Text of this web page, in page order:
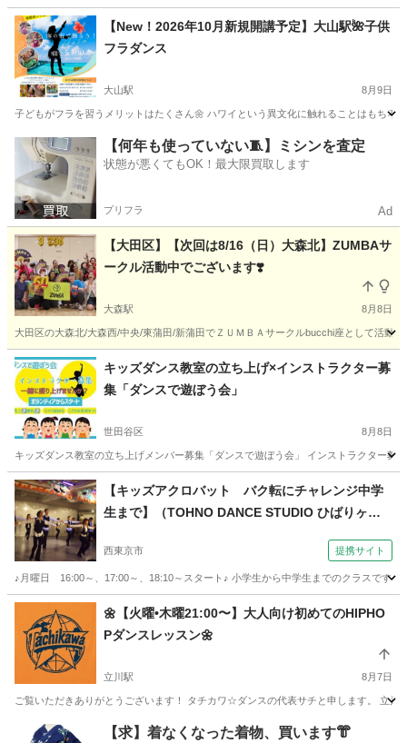
東京 新宿区 ダンス レッスン
【New！2026年10月新規開講予定】大山駅🌺子供
フラダンス
大山駅 8月9日
子どもがフラを習うメリットはたくさん🌼 ハワイという異文化に触れることはもち
東京 板橋区 大山駅 フラダンス フラ
【何年も使っていない🧵】ミシンを査定
状態が悪くてもOK！最大限買取します
プリフラ Ad
【大田区】【次回は8/16（日）大森北】ZUMBAサ
ークル活動中でございます❣️
大森駅 8月8日
大田区の大森北/大森西/中央/東蒲田/新蒲田でＺＵＭＢＡサークルbucchi座として活動
東京 大田区 大森駅 ズンバ ZUMBA
キッズダンス教室の立ち上げ×インストラクター募
集「ダンスで遊ぼう会」
世田谷区 8月8日
キッズダンス教室の立ち上げメンバー募集「ダンスで遊ぼう会」 インストラクター
東京 世田谷区 ダンス キッズダンス
【キッズアクロバット バク転にチャレンジ中学
生まで】（TOHNO DANCE STUDIO ひばりヶ丘
西東京市 提携サイト
♪月曜日 16:00～、17:00～、18:10～スタート♪ 小学生から中学生までのクラスです
東京 西東京市 その他
🌼【火曜•木曜21:00〜】大人向け初めてのHIPHO
Pダンスレッスン🌼
立川駅 8月7日
ご覧いただきありがとうございます！ タチカワ☆ダンスの代表サチと申します。 立
東京 立川市 立川駅 ダンス 初心者
【求】着なくなった着物、買います👘